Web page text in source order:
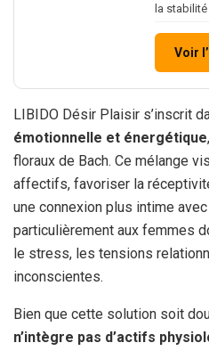
la stabilité
Voir
LIBIDO Désir Plaisir s’inscrit
émotionnelle et énergétique
floraux de Bach. Ce mélange
affectifs, favoriser la
une connexion plus intime
particulièrement aux femmes
le stress, les tensions
inconscientes.
Bien que cette solution soit
n’intègre pas d’actifs